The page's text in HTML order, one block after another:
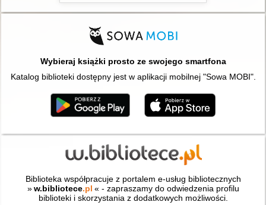
Wybieraj książki prosto ze swojego smartfona
Katalog biblioteki dostępny jest w aplikacji mobilnej "Sowa MOBI".
Biblioteka współpracuje z portalem e-usług bibliotecznych
» w.bibliotece.pl « - zapraszamy do odwiedzenia profilu
biblioteki i skorzystania z dodatkowych możliwości.